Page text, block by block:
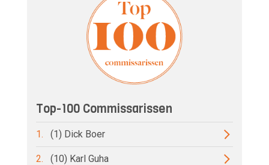
Top-100 Commissarissen
1. (1) Dick Boer
2. (10) Karl Guha